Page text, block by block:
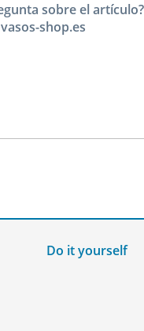
sobre el artículo?
shop.es
Do it yourself